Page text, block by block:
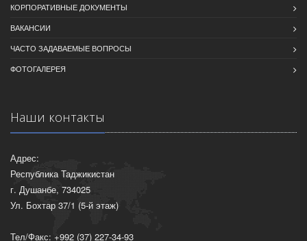
КОРПОРАТИВНЫЕ ДОКУМЕНТЫ
ВАКАНСИИ
ЧАСТО ЗАДАВАЕМЫЕ ВОПРОСЫ
ФОТОГАЛЕРЕЯ
Наши контакты
Адрес:
Республика Таджикистан
г. Душанбе, 734025
Ул. Бохтар 37/1 (5-й этаж)
Тел/Факс: +992 (37) 227-34-93